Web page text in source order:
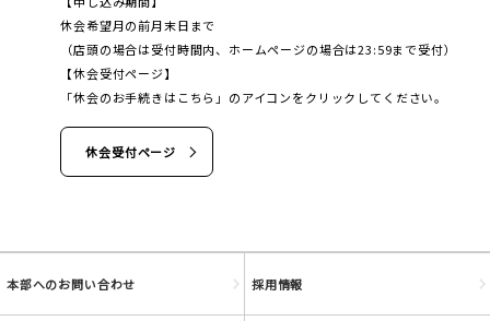
JOYFIT+
休会希望月の前月末日まで
（店頭の場合は受付時間内、ホームページの場合は23:59まで受付）
【休会受付ページ】
「休会のお手続きはこちら」のアイコンをクリックしてください。
休会受付ページ
本部へのお問い合わせ 採用情報